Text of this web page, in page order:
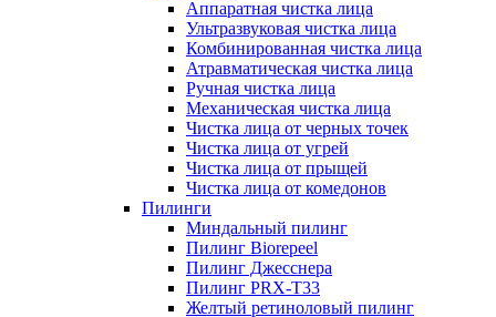
Аппаратная чистка лица
Ультразвуковая чистка лица
Комбинированная чистка лица
Атравматическая чистка лица
Ручная чистка лица
Механическая чистка лица
Чистка лица от черных точек
Чистка лица от угрей
Чистка лица от прыщей
Чистка лица от комедонов
Пилинги
Миндальный пилинг
Пилинг Biorepeel
Пилинг Джесснера
Пилинг PRX-T33
Желтый ретиноловый пилинг